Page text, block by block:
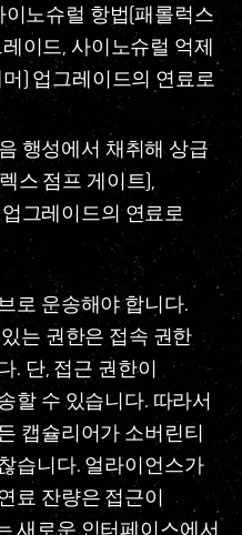
노슈럴 항법(패롤럭스
이드, 사이노슈럴 억제
) 업그레이드의 연료로
행성에서 채취해 상급
스 점프 게이트),
그레이드의 연료로
로 운송해야 합니다.
는 권한은 접속 권한
. 단, 접근 권한이
할 수 있습니다. 따라서
캡슐리어가 소버린티
습니다. 얼라이언스가
료 잔량은 접근이
새로운 인터페이스에서